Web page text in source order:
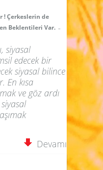
! Çerkeslerin de
Beklentileri Var. -
siyasal
edecek bir
siyasal bilince
En kısa
ve göz ardı
Devamı